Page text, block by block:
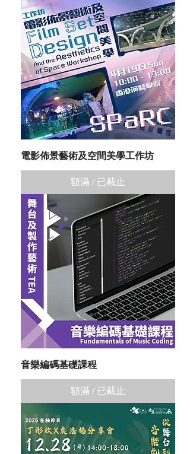
電影佈景藝術及空間美學工作坊
額滿 / 已截止
音樂編碼基礎課程
額滿 / 已截止